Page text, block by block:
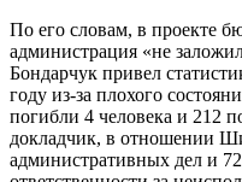
По его словам, в проекте
администрация «не
Бондарчук привел
году из-за плохого
погибли 4 человека и 212
докладчик, в отношении
административных дел и